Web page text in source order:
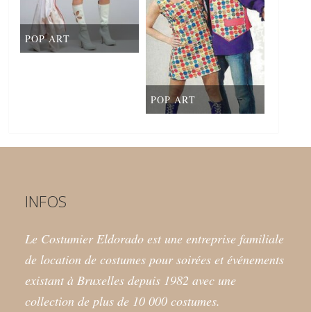
POP ART
POP ART
INFOS
Le Costumier Eldorado est une entreprise familiale
de location de costumes pour soirées et événements
existant à Bruxelles depuis 1982 avec une
collection de plus de 10 000 costumes.